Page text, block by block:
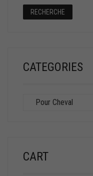
RECHERCHE
CATEGORIES
Pour Cheval
CART